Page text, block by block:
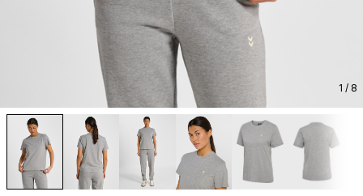
1 / 8